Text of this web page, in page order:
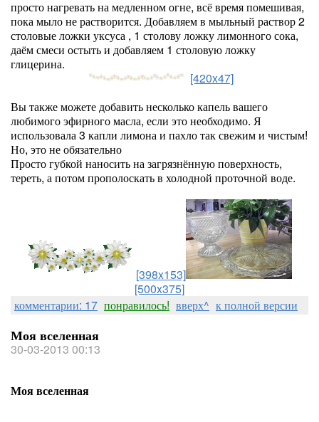
просто нагревать на медленном огне, всё время помешивая,
пока мыло не растворится. Добавляем в мыльный раствор 2
столовые ложки уксуса , 1 столову ложку лимонного сока,
даём смеси остыть и добавляем 1 столовую ложку
глицерина.
[420x47]
Вы также можете добавить несколько капель вашего
любимого эфирного масла, если это необходимо. Я
использовала 3 капли лимона и пахло так свежим и чистым!
Но, это не обязательно
Просто губкой наносить на загрязнённую поверхность,
тереть, а потом прополоскать в холодной проточной воде.
[398x153]
[500x375]
комментарии: 17 понравилось! вверх^ к полной версии
Моя вселенная
30-03-2013 00:13
Моя вселенная